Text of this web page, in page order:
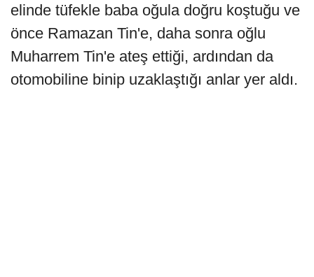
elinde tüfekle baba oğula doğru koştuğu ve
önce Ramazan Tin'e, daha sonra oğlu
Muharrem Tin'e ateş ettiği, ardından da
otomobiline binip uzaklaştığı anlar yer aldı.